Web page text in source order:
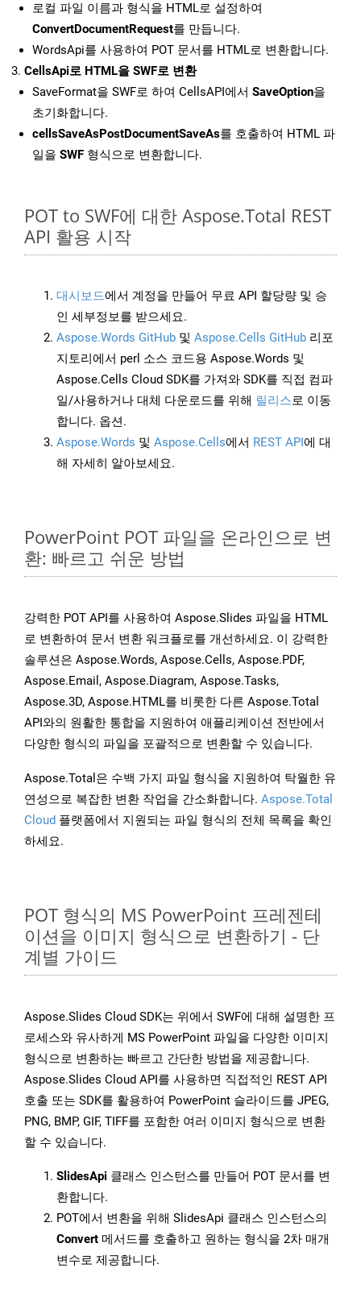
로컬 파일 이름과 형식을 HTML로 설정하여
ConvertDocumentRequest를 만듭니다.
WordsApi를 사용하여 POT 문서를 HTML로 변환합니다.
CellsApi로 HTML을 SWF로 변환
SaveFormat을 SWF로 하여 CellsAPI에서 SaveOption을
초기화합니다.
cellsSaveAsPostDocumentSaveAs를 호출하여 HTML 파
일을 SWF 형식으로 변환합니다.
POT to SWF에 대한 Aspose.Total REST
API 활용 시작
대시보드에서 계정을 만들어 무료 API 할당량 및 승
인 세부정보를 받으세요.
Aspose.Words GitHub 및 Aspose.Cells GitHub 리포
지토리에서 perl 소스 코드용 Aspose.Words 및
Aspose.Cells Cloud SDK를 가져와 SDK를 직접 컴파
일/사용하거나 대체 다운로드를 위해 릴리스로 이동
합니다. 옵션.
Aspose.Words 및 Aspose.Cells에서 REST API에 대
해 자세히 알아보세요.
PowerPoint POT 파일을 온라인으로 변
환: 빠르고 쉬운 방법
강력한 POT API를 사용하여 Aspose.Slides 파일을 HTML
로 변환하여 문서 변환 워크플로를 개선하세요. 이 강력한
솔루션은 Aspose.Words, Aspose.Cells, Aspose.PDF,
Aspose.Email, Aspose.Diagram, Aspose.Tasks,
Aspose.3D, Aspose.HTML를 비롯한 다른 Aspose.Total
API와의 원활한 통합을 지원하여 애플리케이션 전반에서
다양한 형식의 파일을 포괄적으로 변환할 수 있습니다.
Aspose.Total은 수백 가지 파일 형식을 지원하여 탁월한 유
연성으로 복잡한 변환 작업을 간소화합니다. Aspose.Total
Cloud 플랫폼에서 지원되는 파일 형식의 전체 목록을 확인
하세요.
POT 형식의 MS PowerPoint 프레젠테
이션을 이미지 형식으로 변환하기 - 단
계별 가이드
Aspose.Slides Cloud SDK는 위에서 SWF에 대해 설명한 프
로세스와 유사하게 MS PowerPoint 파일을 다양한 이미지
형식으로 변환하는 빠르고 간단한 방법을 제공합니다.
Aspose.Slides Cloud API를 사용하면 직접적인 REST API
호출 또는 SDK를 활용하여 PowerPoint 슬라이드를 JPEG,
PNG, BMP, GIF, TIFF를 포함한 여러 이미지 형식으로 변환
할 수 있습니다.
SlidesApi 클래스 인스턴스를 만들어 POT 문서를 변
환합니다.
POT에서 변환을 위해 SlidesApi 클래스 인스턴스의
Convert 메서드를 호출하고 원하는 형식을 2차 매개
변수로 제공합니다.